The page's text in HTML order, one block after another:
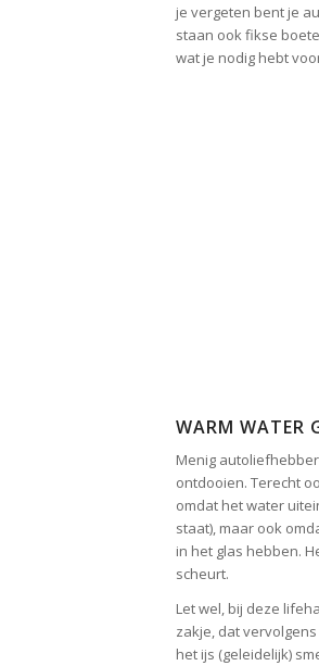
je vergeten bent je
staan ook fikse
wat je nodig hebt
WARM WATER
Menig
ontdooien. Terecht
omdat het water
staat), maar ook
in het glas hebben.
scheurt.
Let wel, bij deze
zakje, dat
het ijs (geleidelijk)